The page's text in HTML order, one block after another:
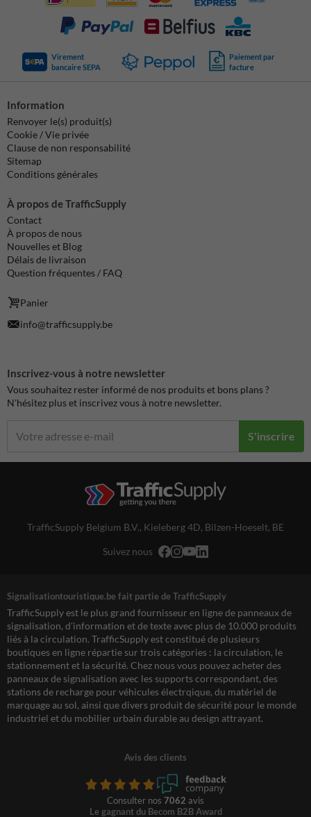
Virement
bancaire SEPA
Paiement par
facture
Information
Renvoyer le(s) produit(s)
Cookie / Vie privée
Clause de non responsabilité
Sitemap
Conditions générales
À propos de TrafficSupply
Contact
À propos de nous
Nouvelles et Blog
Délais de livraison
Question fréquentes / FAQ
Panier
info@trafficsupply.be
Inscrivez-vous à notre newsletter
Vous souhaitez rester informé de nos produits et bons plans ?
N'hésitez plus et inscrivez vous à notre newsletter.
S'inscrire
TrafficSupply Belgium B.V., Kieleberg 4D, Bilzen-Hoeselt, BE
Suivez nous
Signalisationtouristique.be fait partie de TrafficSupply
TrafficSupply est le plus grand fournisseur en ligne de panneaux de
signalisation, d'information et de texte avec plus de 10.000 produits
liés à la circulation. TrafficSupply est constitué de plusieurs
boutiques en ligne répartie sur trois catégories : la circulation, le
stationnement et la sécurité. Chez nous vous pouvez acheter des
panneaux de signalisation avec les supports correspondant, des
stations de recharge pour véhicules électrqique, du matériel de
marquage au sol, ainsi que divers produit de sécurité pour le monde
industriel et du mobilier urbain durable au design attrayant.
Avis des clients
Consulter nos 7062 avis
Le gagnant du Becom B2B Award